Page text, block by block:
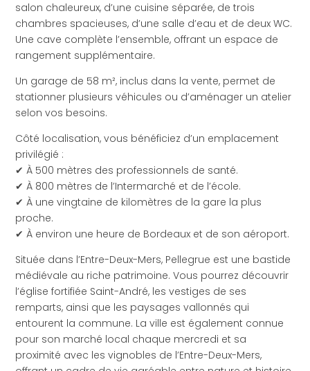
salon chaleureux, d’une cuisine séparée, de trois
chambres spacieuses, d’une salle d’eau et de deux WC.
Une cave complète l’ensemble, offrant un espace de
rangement supplémentaire.
Un garage de 58 m², inclus dans la vente, permet de
stationner plusieurs véhicules ou d’aménager un atelier
selon vos besoins.
Côté localisation, vous bénéficiez d’un emplacement
privilégié :
✔ À 500 mètres des professionnels de santé.
✔ À 800 mètres de l’Intermarché et de l’école.
✔ À une vingtaine de kilomètres de la gare la plus
proche.
✔ À environ une heure de Bordeaux et de son aéroport.
Située dans l’Entre-Deux-Mers, Pellegrue est une bastide
médiévale au riche patrimoine. Vous pourrez découvrir
l’église fortifiée Saint-André, les vestiges de ses
remparts, ainsi que les paysages vallonnés qui
entourent la commune. La ville est également connue
pour son marché local chaque mercredi et sa
proximité avec les vignobles de l’Entre-Deux-Mers,